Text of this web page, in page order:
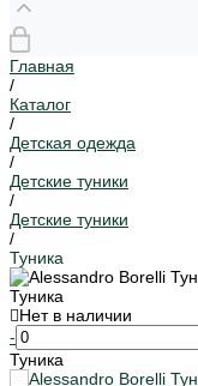
Главная
/
Каталог
/
Детская одежда
/
Детские туники
/
Детские туники
/
Туника
Туника
Нет в наличии
-
Туника